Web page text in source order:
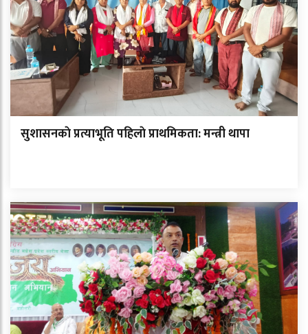
सुशासनकाे प्रत्याभूति पहिलाे प्राथमिकता: मन्त्री थापा